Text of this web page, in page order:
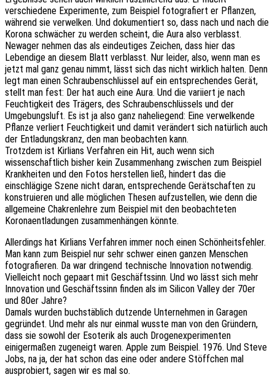
verschiedene Experimente, zum Beispiel fotografiert er Pflanzen,
während sie verwelken. Und dokumentiert so, dass nach und nach die
Korona schwächer zu werden scheint, die Aura also verblasst.
Newager nehmen das als eindeutiges Zeichen, dass hier das
Lebendige an diesem Blatt verblasst. Nur leider, also, wenn man es
jetzt mal ganz genau nimmt, lässt sich das nicht wirklich halten. Denn
legt man einen Schraubenschlüssel auf ein entsprechendes Gerät,
stellt man fest: Der hat auch eine Aura. Und die variiert je nach
Feuchtigkeit des Trägers, des Schraubenschlüssels und der
Umgebungsluft. Es ist ja also ganz naheliegend: Eine verwelkende
Pflanze verliert Feuchtigkeit und damit verändert sich natürlich auch
der Entladungskranz, den man beobachten kann.
Trotzdem ist Kirlians Verfahren ein Hit, auch wenn sich
wissenschaftlich bisher kein Zusammenhang zwischen zum Beispiel
Krankheiten und den Fotos herstellen ließ, hindert das die
einschlägige Szene nicht daran, entsprechende Gerätschaften zu
konstruieren und alle möglichen Thesen aufzustellen, wie denn die
allgemeine Chakrenlehre zum Beispiel mit den beobachteten
Koronaentladungen zusammenhängen könnte.
Allerdings hat Kirlians Verfahren immer noch einen Schönheitsfehler.
Man kann zum Beispiel nur sehr schwer einen ganzen Menschen
fotografieren. Da war dringend technische Innovation notwendig.
Vielleicht noch gepaart mit Geschäftssinn. Und wo lässt sich mehr
Innovation und Geschäftssinn finden als im Silicon Valley der 70er
und 80er Jahre?
Damals wurden buchstäblich dutzende Unternehmen in Garagen
gegründet. Und mehr als nur einmal wusste man von den Gründern,
dass sie sowohl der Esoterik als auch Drogenexperimenten
einigermaßen zugeneigt waren. Apple zum Beispiel. 1976. Und Steve
Jobs, na ja, der hat schon das eine oder andere Stöffchen mal
ausprobiert, sagen wir es mal so.